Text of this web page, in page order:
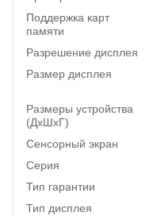
Поддержка карт
памяти
Разрешение дисплея
Размер дисплея
Размеры устройства
(ДхШхГ)
Сенсорный экран
Серия
Тип гарантии
Тип дисплея